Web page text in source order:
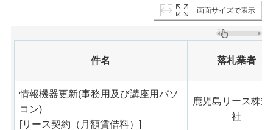
画面サイズで表示
件名 落札業者
情報機器更新(事務用及び講座用パソ
コン)
[リース契約（月額賃借料）]
鹿児島リース株式
社